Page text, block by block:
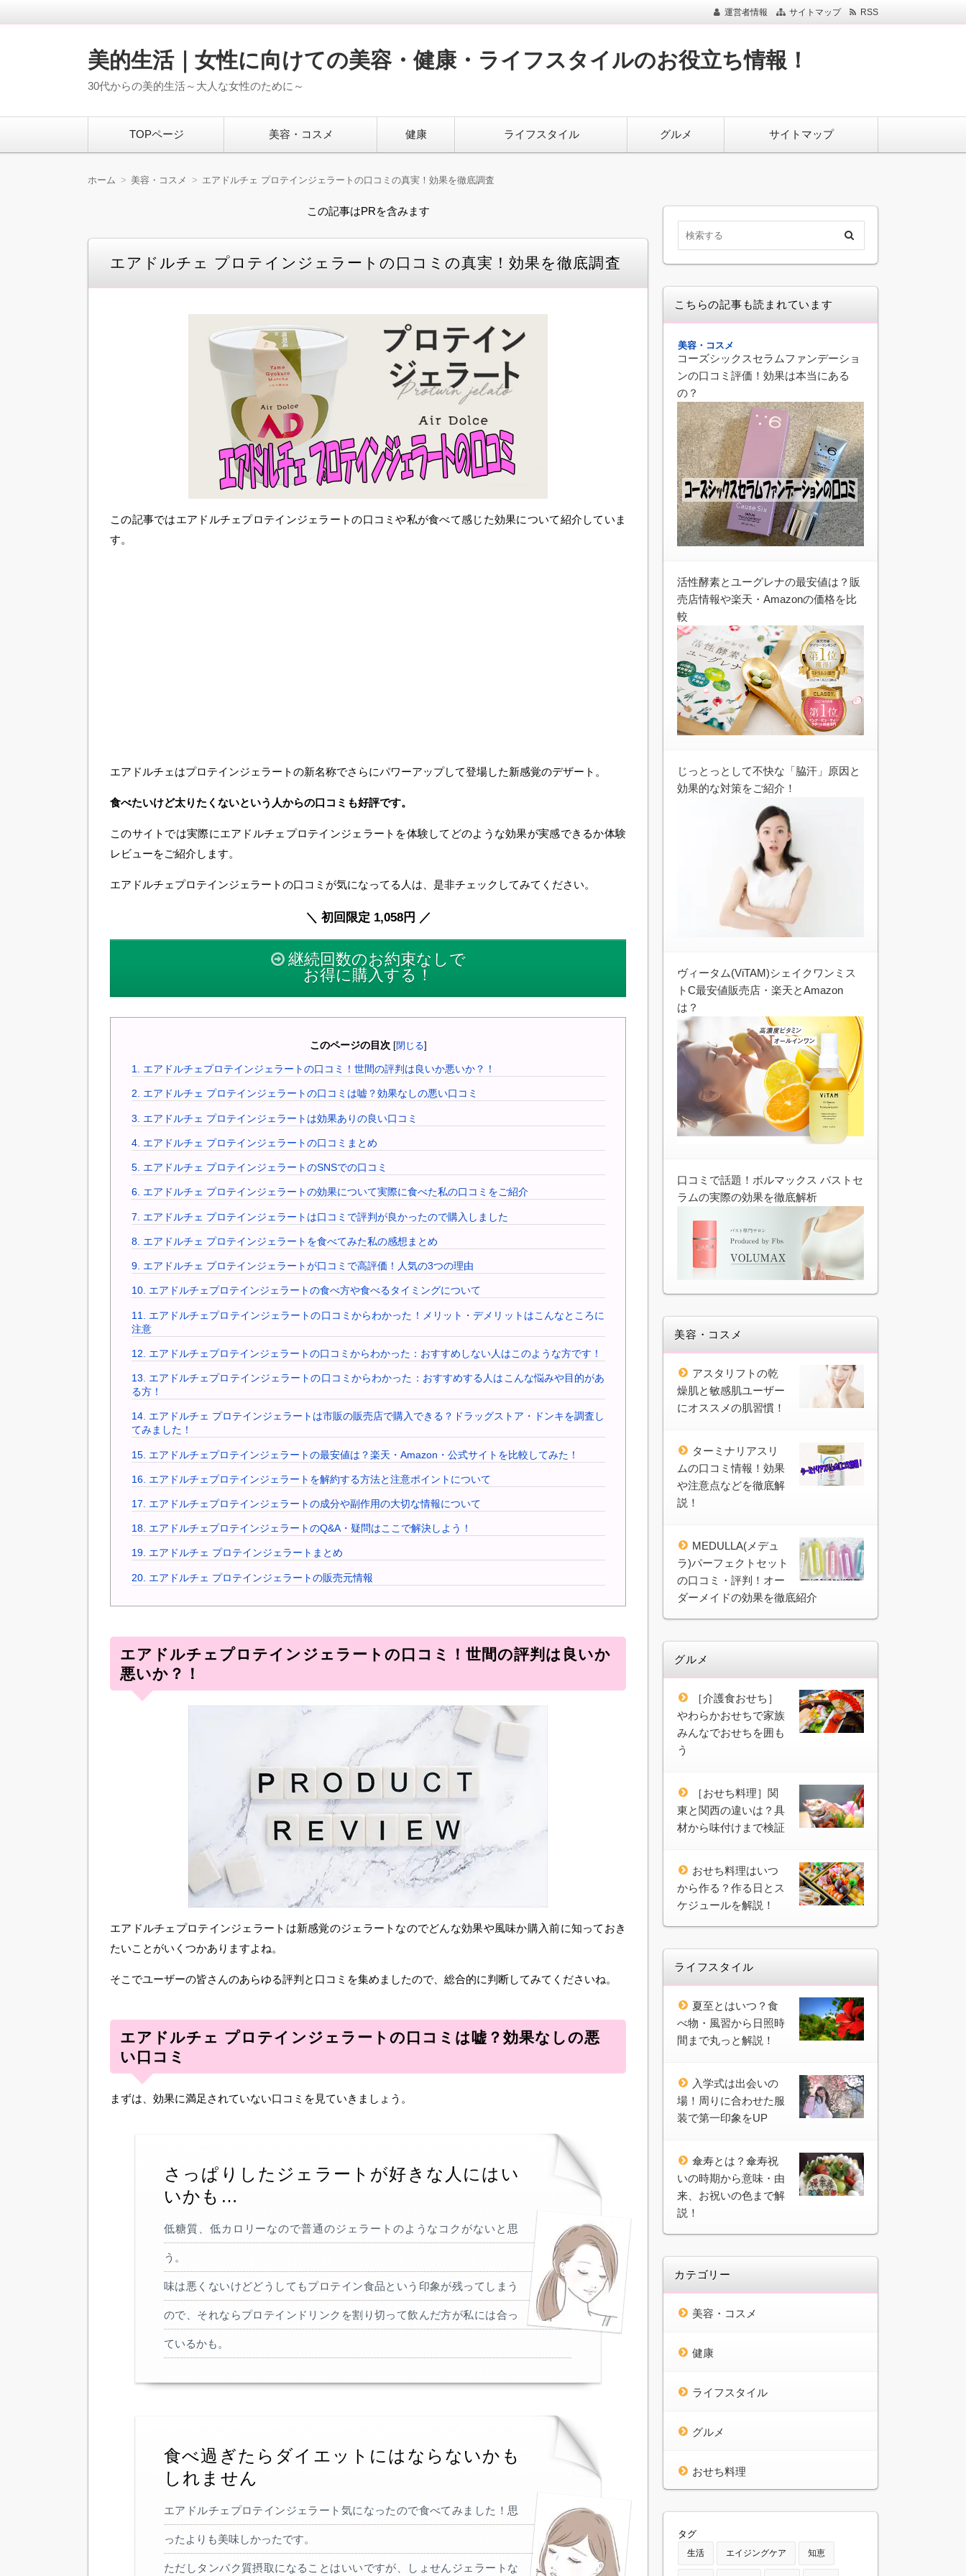
運営者情報 サイトマップ RSS
美的生活｜女性に向けての美容・健康・ライフスタイルのお役立ち情報！
30代からの美的生活～大人な女性のために～
TOPページ 美容・コスメ 健康 ライフスタイル グルメ サイトマップ
ホーム 美容・コスメ エアドルチェ プロテインジェラートの口コミの真実！効果を徹底調査
この記事はPRを含みます
エアドルチェ プロテインジェラートの口コミの真実！効果を徹底調査
この記事ではエアドルチェプロテインジェラートの口コミや私が食べて感じた効果について紹介していま
す。
エアドルチェはプロテインジェラートの新名称でさらにパワーアップして登場した新感覚のデザート。
食べたいけど太りたくないという人からの口コミも好評です。
このサイトでは実際にエアドルチェプロテインジェラートを体験してどのような効果が実感できるか体験
レビューをご紹介します。
エアドルチェプロテインジェラートの口コミが気になってる人は、是非チェックしてみてください。
＼ 初回限定 1,058円 ／
継続回数のお約束なしで
お得に購入する！
このページの目次 [閉じる]
1. エアドルチェプロテインジェラートの口コミ！世間の評判は良いか悪いか？！
2. エアドルチェ プロテインジェラートの口コミは嘘？効果なしの悪い口コミ
3. エアドルチェ プロテインジェラートは効果ありの良い口コミ
4. エアドルチェ プロテインジェラートの口コミまとめ
5. エアドルチェ プロテインジェラートのSNSでの口コミ
6. エアドルチェ プロテインジェラートの効果について実際に食べた私の口コミをご紹介
7. エアドルチェ プロテインジェラートは口コミで評判が良かったので購入しました
8. エアドルチェ プロテインジェラートを食べてみた私の感想まとめ
9. エアドルチェ プロテインジェラートが口コミで高評価！人気の3つの理由
10. エアドルチェプロテインジェラートの食べ方や食べるタイミングについて
11.
エアドルチェプロテインジェラートの口コミからわかった！メリット・デメリットはこんなところに
注意
12. エアドルチェプロテインジェラートの口コミからわかった：おすすめしない人はこのような方です！
13.
エアドルチェプロテインジェラートの口コミからわかった：おすすめする人はこんな悩みや目的があ
る方！
14. エアドルチェ プロテインジェラートは市販の販売店で購入できる？ドラッグストア・ドンキを調査し
てみました！
15. エアドルチェプロテインジェラートの最安値は？楽天・Amazon・公式サイトを比較してみた！
16. エアドルチェプロテインジェラートを解約する方法と注意ポイントについて
17. エアドルチェプロテインジェラートの成分や副作用の大切な情報について
18. エアドルチェプロテインジェラートのQ&A・疑問はここで解決しよう！
19. エアドルチェ プロテインジェラートまとめ
20. エアドルチェ プロテインジェラートの販売元情報
エアドルチェプロテインジェラートの口コミ！世間の評判は良いか
悪いか？！
エアドルチェプロテインジェラートは新感覚のジェラートなのでどんな効果や風味か購入前に知っておき
たいことがいくつかありますよね。
そこでユーザーの皆さんのあらゆる評判と口コミを集めましたので、総合的に判断してみてくださいね。
エアドルチェ プロテインジェラートの口コミは嘘？効果なしの悪
い口コミ
まずは、効果に満足されていない口コミを見ていきましょう。
さっぱりしたジェラートが好きな人にはい
いかも…
低糖質、低カロリーなので普通のジェラートのようなコクがないと思
う。
味は悪くないけどどうしてもプロテイン食品という印象が残ってしまう
ので、それならプロテインドリンクを割り切って飲んだ方が私には合っ
ているかも。
食べ過ぎたらダイエットにはならないかも
しれません
エアドルチェプロテインジェラート気になったので食べてみました！思
ったよりも美味しかったです。
ただしタンパク質摂取になることはいいですが、しょせんジェラートな
こちらの記事も読まれています
美容・コスメ
コーズシックスセラムファンデーショ
ンの口コミ評価！効果は本当にある
の？
活性酵素とユーグレナの最安値は？販
売店情報や楽天・Amazonの価格を比
較
じっとっとして不快な「脇汗」原因と
効果的な対策をご紹介！
ヴィータム(ViTAM)シェイクワンミス
トC最安値販売店・楽天とAmazon
は？
口コミで話題！ボルマックス バストセ
ラムの実際の効果を徹底解析
美容・コスメ
アスタリフトの乾
燥肌と敏感肌ユーザー
にオススメの肌習慣！
ターミナリアスリ
ムの口コミ情報！効果
や注意点などを徹底解
説！
MEDULLA(メデュ
ラ)パーフェクトセット
の口コミ・評判！オー
ダーメイドの効果を徹底紹介
グルメ
［介護食おせち］
やわらかおせちで家族
みんなでおせちを囲も
う
［おせち料理］関
東と関西の違いは？具
材から味付けまで検証
おせち料理はいつ
から作る？作る日とス
ケジュールを解説！
ライフスタイル
夏至とはいつ？食
べ物・風習から日照時
間まで丸っと解説！
入学式は出会いの
場！周りに合わせた服
装で第一印象をUP
傘寿とは？傘寿祝
いの時期から意味・由
来、お祝いの色まで解
説！
カテゴリー
美容・コスメ
健康
ライフスタイル
グルメ
おせち料理
タグ
生活 エイジングケア 知恵